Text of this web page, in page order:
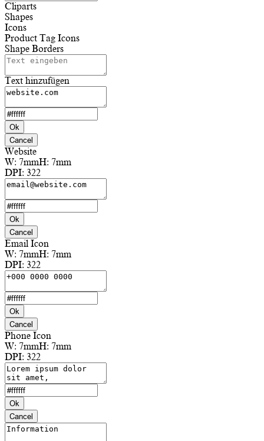
Cliparts
Shapes
Icons
Product Tag Icons
Shape Borders
Text hinzufügen
Ok
Cancel
Website
W: 7mmH: 7mm
DPI: 322
Ok
Cancel
Email Icon
W: 7mmH: 7mm
DPI: 322
Ok
Cancel
Phone Icon
W: 7mmH: 7mm
DPI: 322
Ok
Cancel